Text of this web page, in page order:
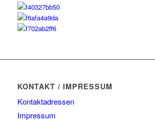
KONTAKT / IMPRESSUM
Kontaktadressen
Impressum